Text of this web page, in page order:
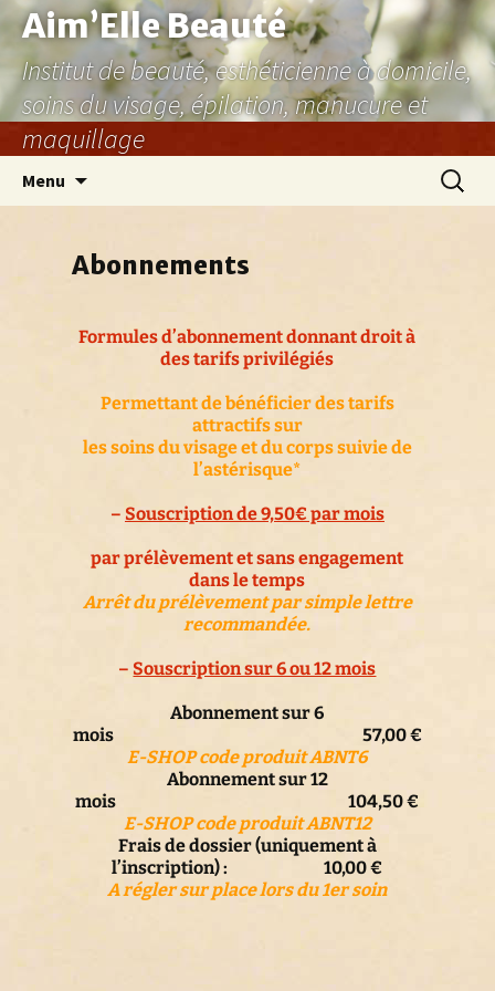
Aller
contenu
Aim’Elle Beauté
Institut de beauté, esthéticienne à domicile,
soins du visage, épilation, manucure et
maquillage
Menu
Abonnements
Formules d’abonnement donnant droit à
des tarifs privilégiés
Permettant de bénéficier des tarifs
attractifs sur
les soins du visage et du corps suivie de
l’astérisque*
– Souscription de 9,50€ par mois
par prélèvement et sans engagement
dans le temps
Arrêt du prélèvement par simple lettre
recommandée.
–Souscription sur 6 ou 12 mois
Abonnement sur 6
mois 57,00 €
E-SHOP code produit ABNT6
Abonnement sur 12
mois 104,50 €
E-SHOP code produit ABNT12
Frais de dossier (uniquement à
l’inscription) : 10,00 €
A régler sur place lors du 1er soin